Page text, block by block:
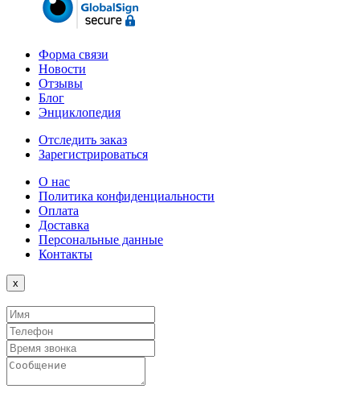
Форма связи
Новости
Отзывы
Блог
Энциклопедия
Отследить заказ
Зарегистрироваться
О нас
Политика конфиденциальности
Оплата
Доставка
Персональные данные
Контакты
x